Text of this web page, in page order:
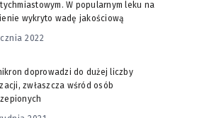
W popularnym leku na
wykryto wadę jakościową
2022
doprowadzi do dużej liczby
zwłaszcza wśród osób